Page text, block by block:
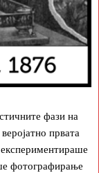
фази на
првата
фотографирање